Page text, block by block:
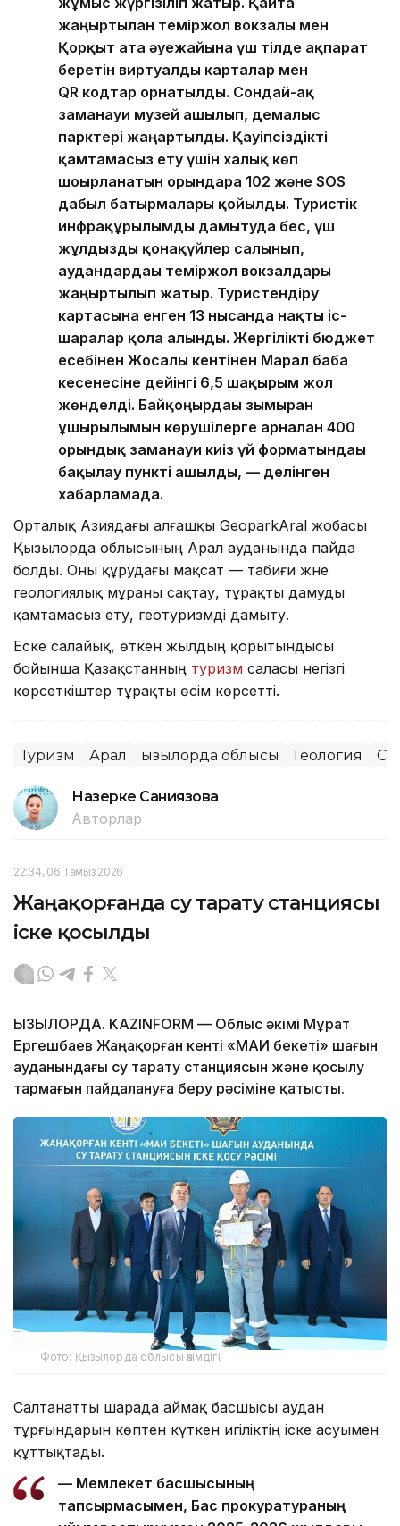
жаңғыртылған теміржол вокзалы мен
Қорқыт ата әуежайына үш тілде ақпарат
беретін виртуалды карталар мен
QR кодтар орнатылды. Сондай-ақ
заманауи музей ашылып, демалыс
парктері жаңартылды. Қауіпсіздікті
қамтамасыз ету үшін халық көп
шоғырланатын орындарға 102 және SOS
дабыл батырмалары қойылды. Туристік
инфрақұрылымды дамытуда бес, үш
жұлдызды қонақүйлер салынып,
аудандардағы теміржол вокзалдары
жаңғыртылып жатыр. Туристендіру
картасына енген 13 нысанда нақты іс-
шаралар қолға алынды. Жергілікті бюджет
есебінен Жосалы кентінен Марал баба
кесенесіне дейінгі 6,5 шақырым жол
жөнделді. Байқоңырдағы зымыран
ұшырылымын көрушілерге арналған 400
орындық заманауи киіз үй форматындағы
бақылау пункті ашылды, — делінген
хабарламада.
Орталық Азиядағы алғашқы GeoparkAral жобасы
Қызылорда облысының Арал ауданында пайда
болды. Оны құрудағы мақсат — табиғи және
геологиялық мұраны сақтау, тұрақты дамуды
қамтамасыз ету, геотуризмді дамыту.
Еске салайық, өткен жылдың қорытындысы
бойынша Қазақстанның туризм саласы негізгі
көрсеткіштер тұрақты өсім көрсетті.
Туризм Арал Қызылорда облысы Геология
Назерке Саниязова
Авторлар
22:34, 06 Тамыз 2026
Жаңақорғанда су тарату станциясы
іске қосылды
ҚЫЗЫЛОРДА. KAZINFORM — Облыс әкімі Мұрат
Ергешбаев Жаңақорған кенті «МАИ бекеті» шағын
ауданындағы су тарату станциясын және қосылу
тармағын пайдалануға беру рәсіміне қатысты.
Фото: Қызылорда облысы әкімдігі
Салтанатты шарада аймақ басшысы аудан
тұрғындарын көптен күткен игіліктің іске асуымен
құттықтады.
— Мемлекет басшысының
тапсырмасымен, Бас прокуратураның